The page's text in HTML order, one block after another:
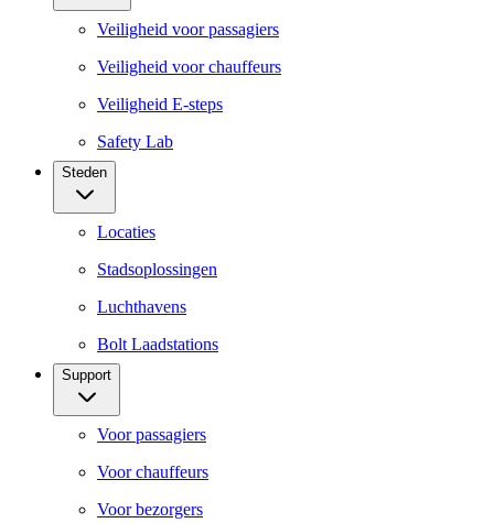
Veiligheid voor passagiers
Veiligheid voor chauffeurs
Veiligheid E-steps
Safety Lab
Steden
Locaties
Stadsoplossingen
Luchthavens
Bolt Laadstations
Support
Voor passagiers
Voor chauffeurs
Voor bezorgers